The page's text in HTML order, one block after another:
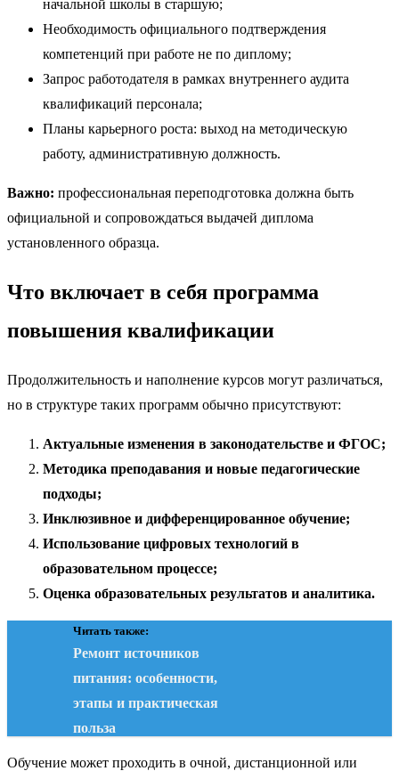
начальной школы в старшую;
Необходимость официального подтверждения
компетенций при работе не по диплому;
Запрос работодателя в рамках внутреннего аудита
квалификаций персонала;
Планы карьерного роста: выход на методическую
работу, административную должность.
Важно: профессиональная переподготовка должна быть
официальной и сопровождаться выдачей диплома
установленного образца.
Что включает в себя программа
повышения квалификации
Продолжительность и наполнение курсов могут различаться,
но в структуре таких программ обычно присутствуют:
Актуальные изменения в законодательстве и ФГОС;
Методика преподавания и новые педагогические
подходы;
Инклюзивное и дифференцированное обучение;
Использование цифровых технологий в
образовательном процессе;
Оценка образовательных результатов и аналитика.
Читать также:
Ремонт источников
питания: особенности,
этапы и практическая
польза
Обучение может проходить в очной, дистанционной или